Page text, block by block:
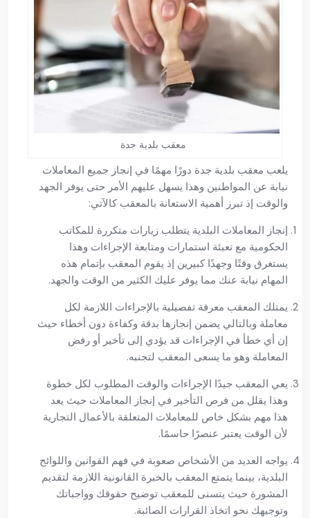
معقب بلدية جدة
يلعب معقب بلدية جدة دورًا مهمًا في إنجاز جميع المعاملات
نيابة عن المواطنين وهذا يسهل عليهم الأمر حتى يوفر الجهد
والوقت إذ تبرز أهمية الاستعانة بالمعقب كالآتي:
إنجاز المعاملات البلدية يتطلب زيارات متكررة للمكاتب
الحكومية مع تعبئة استمارات ومتابعة الإجراءات وهذا
يستغرق وقتًا وجهدًا كبيرين إذ يقوم المعقب بإتمام هذه
المهام نيابة عنك مما يوفر عليك الكثير من الوقت والجهد.
يمتلك المعقب معرفة تفصيلية بالإجراءات اللازمة لكل
معاملة وبالتالي يضمن إنجازها بدقة وكفاءة دون أخطاء حيث
إن أي خطأ في الإجراءات قد يؤدي إلى تأخير أو رفض
المعاملة وهو ما يسعى المعقب لتجنبه.
يعي المعقب جيدًا الإجراءات والوقت المطلوب لكل خطوة
وهذا يقلل من فرص التأخير في إنجاز المعاملات حيث يعد
هذا مهم بشكل خاص للمعاملات المتعلقة بالأعمال التجارية
لأن الوقت يعتبر عنصرًا حاسمًا.
يواجه العديد من الأشخاص صعوبة في فهم القوانين واللوائح
البلدية، بينما يتمتع المعقب بالخبرة القانونية اللازمة لتقديم
المشورة حيث يتسنى للمعقب توضيح حقوقك وواجباتك
وتوجيهك نحو اتخاذ القرارات الصائبة.